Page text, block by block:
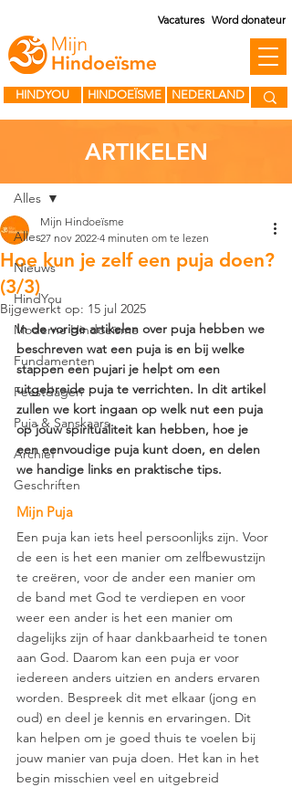
HINDOEÏSME
HINDYOU NEDERLAND
Vacatures Word donateur
Alles
Nieuws
HindYou
Moderne Hindoeïsme
Fundamenten
Feestdagen
Puja & Sanskaars
Archief
Geschriften
Alles
Hoe kun je zelf een puja doen?
(3/3)
Mijn Hindoeïsme
27 nov 2022 4 minuten om te lezen
Bijgewerkt op: 15 jul 2025
In de vorige artikelen over puja hebben we
beschreven wat een puja is en bij welke
stappen een pujari je helpt om een
uitgebreide puja te verrichten. In dit artikel
zullen we kort ingaan op welk nut een puja
op jouw spiritualiteit kan hebben, hoe je
een eenvoudige puja kunt doen, en delen
we handige links en praktische tips.
Mijn Puja
Een puja kan iets heel persoonlijks zijn. Voor
de een is het een manier om zelfbewustzijn
te creëren, voor de ander een manier om
de band met God te verdiepen en voor
weer een ander is het een manier om
dagelijks zijn of haar dankbaarheid te tonen
aan God. Daarom kan een puja er voor
iedereen anders uitzien en anders ervaren
worden. Bespreek dit met elkaar (jong en
oud) en deel je kennis en ervaringen. Dit
kan helpen om je goed thuis te voelen bij
jouw manier van puja doen. Het kan in het
begin misschien veel en uitgebreid
ARTIKELEN